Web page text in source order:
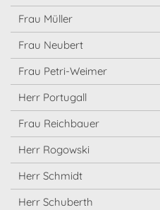
Frau Müller
Frau Neubert
Frau Petri-Weimer
Herr Portugall
Frau Reichbauer
Herr Rogowski
Herr Schmidt
Herr Schuberth